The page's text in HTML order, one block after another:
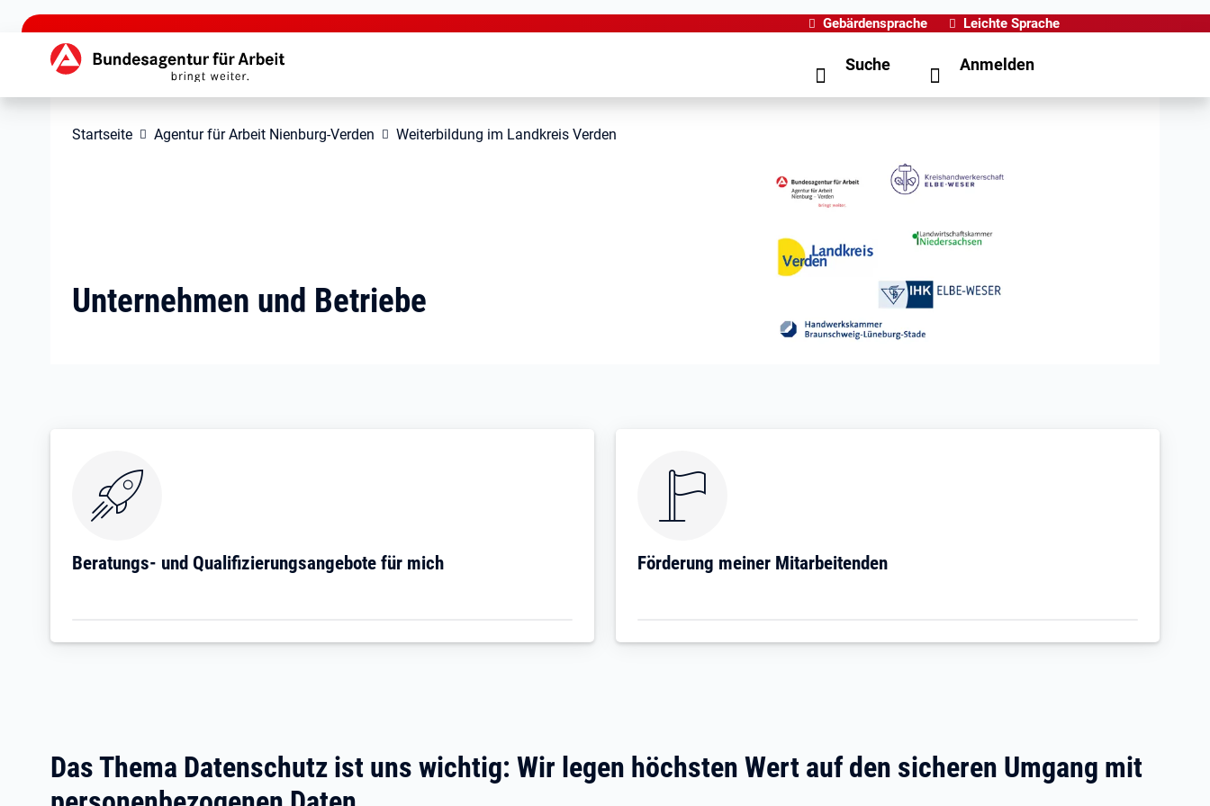
zu den Hauptinhalten springen
Gebärdensprache Leichte Sprache
Hauptnavigation Suche Anmelden
Startseite Agentur für Arbeit Nienburg-Verden Weiterbildung im Landkreis Verden
Unternehmen und Betriebe
Öffnet in neuem Tab
Beratungs- und Qualifizierungsangebote für mich Öffnet in neuem Tab
Förderung meiner Mitarbeitenden
Das Thema Datenschutz ist uns wichtig: Wir legen höchsten Wert auf den sicheren Umgang mit